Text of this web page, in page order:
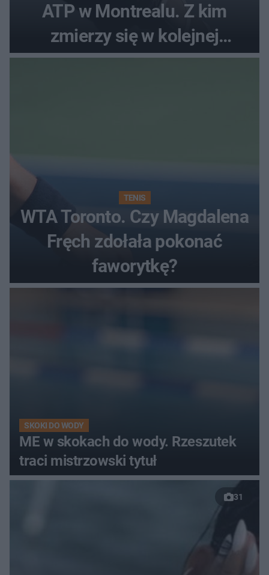
ATP w Montrealu. Z kim
zmierzy się w kolejnej
rundzie?
TENIS
WTA Toronto. Czy Magdalena
Fręch zdołała pokonać
faworytkę?
SKOKI DO WODY
ME w skokach do wody. Rzeszutek
traci mistrzowski tytuł
31